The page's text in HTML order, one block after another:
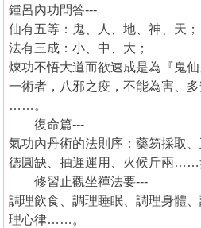
鍾呂內功問答---
仙有五等：鬼、人、地、神、天；
法有三成：小、中、大；
煉功不悟大道而欲速成是為『鬼
一術者，八邪之疫，不能為害、多
……。
復命篇---
氣功內丹術的法則序：藥笏採取
德圓缺、抽遲運用、火候斤兩……
修習止觀坐禪法要---
調理飲食、調理睡眠、調理身體
理心律……。